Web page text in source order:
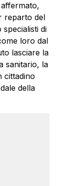
reparto del
di
loro dal
lasciare la
sanitario, la
cittadino
della